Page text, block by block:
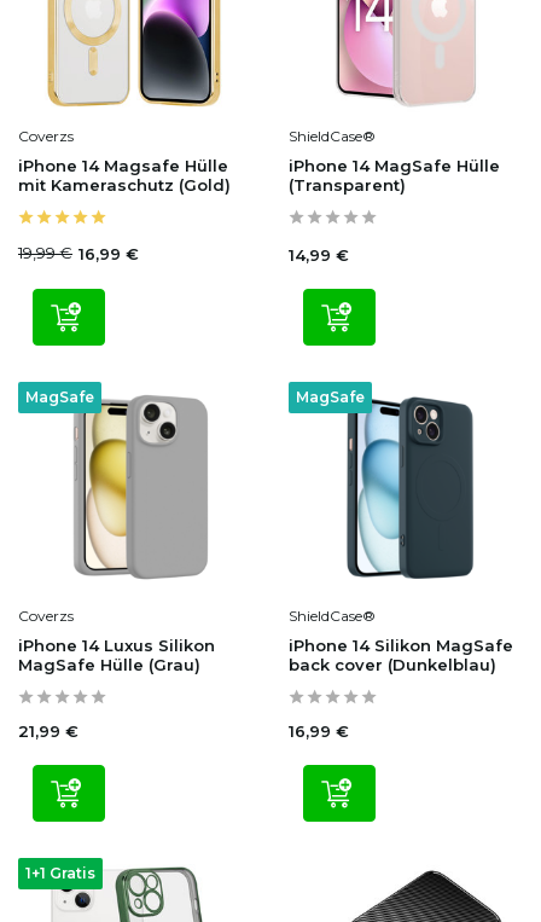
Coverzs
iPhone 14 Magsafe Hülle
mit Kameraschutz (Gold)
19,99 € 16,99 €
ShieldCase®
iPhone 14 MagSafe Hülle
(Transparent)
14,99 €
MagSafe
Coverzs
iPhone 14 Luxus Silikon
MagSafe Hülle (Grau)
21,99 €
MagSafe
ShieldCase®
iPhone 14 Silikon MagSafe
back cover (Dunkelblau)
16,99 €
1+1 Gratis